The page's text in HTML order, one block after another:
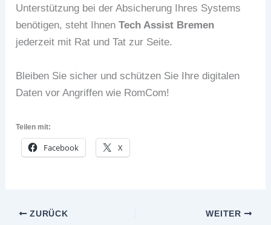
Unterstützung bei der Absicherung Ihres Systems
benötigen, steht IhnenTech Assist Bremen
jederzeit mit Rat und Tat zur Seite.
Bleiben Sie sicher und schützen Sie Ihre digitalen
Daten vor Angriffen wie RomCom!
Teilen mit:
Facebook X
ZURÜCK WEITER